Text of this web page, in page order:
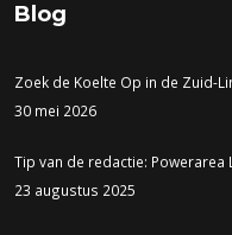
Blog
Zoek de Koelte Op in de Zuid-
30 mei 2026
Tip van de redactie: Powerarea
23 augustus 2025